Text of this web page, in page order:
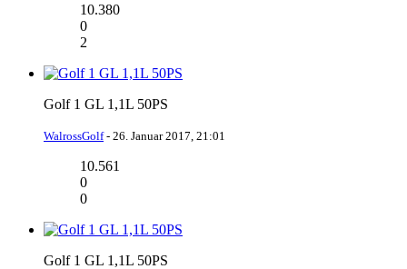
10.380
0
2
Golf 1 GL 1,1L 50PS
WalrossGolf- 26. Januar 2017, 21:01
10.561
0
0
Golf 1 GL 1,1L 50PS